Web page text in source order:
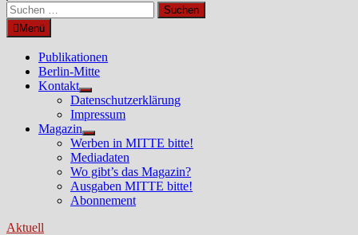
Suchen
nach:Menü
Publikationen
Berlin-Mitte
Kontakt
Untermenü
anzeigen
Datenschutzerklärung
Impressum
Magazin
Untermenü
anzeigen
Werben in MITTE bitte!
Mediadaten
Wo gibt’s das Magazin?
Ausgaben MITTE bitte!
Abonnement
Aktuell